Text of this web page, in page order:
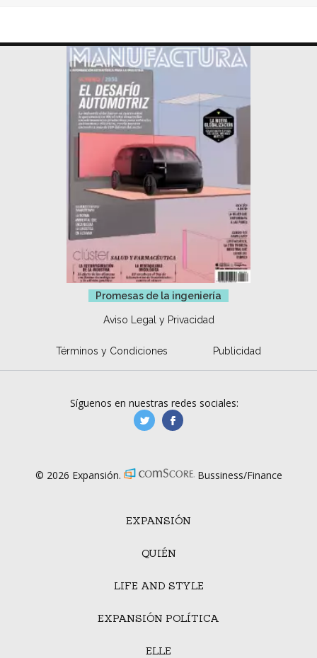
Promesas de la ingeniería
Aviso Legal y Privacidad
Términos y Condiciones Publicidad
EXPANSIÓN
QUIÉN
LIFE AND STYLE
EXPANSIÓN POLÍTICA
ELLE
Síguenos en nuestras redes sociales:
manufacturaGE
© 2026 Expansión. Bussiness/Finance